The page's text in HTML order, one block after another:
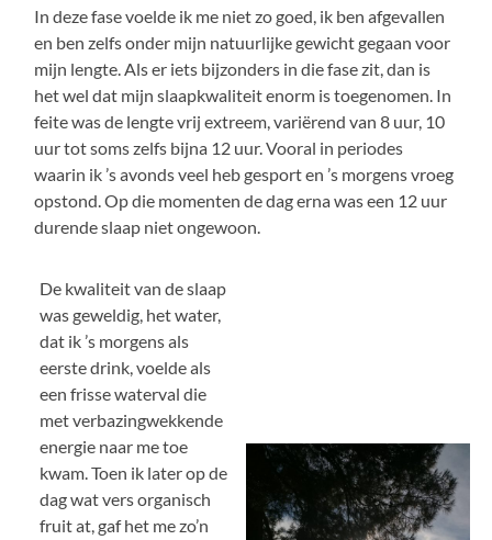
In deze fase voelde ik me niet zo goed, ik ben afgevallen
en ben zelfs onder mijn natuurlijke gewicht gegaan voor
mijn lengte. Als er iets bijzonders in die fase zit, dan is
het wel dat mijn slaapkwaliteit enorm is toegenomen. In
feite was de lengte vrij extreem, variërend van 8 uur, 10
uur tot soms zelfs bijna 12 uur. Vooral in periodes
waarin ik ’s avonds veel heb gesport en ’s morgens vroeg
opstond. Op die momenten de dag erna was een 12 uur
durende slaap niet ongewoon.
De kwaliteit van de slaap
was geweldig, het water,
dat ik ’s morgens als
eerste drink, voelde als
een frisse waterval die
met verbazingwekkende
energie naar me toe
kwam. Toen ik later op de
dag wat vers organisch
fruit at, gaf het me zo’n